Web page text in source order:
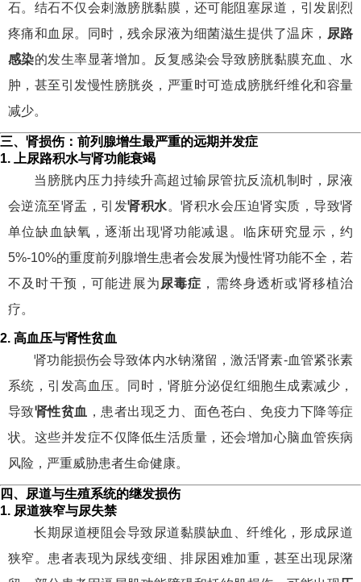
石。结石不仅会刺激膀胱黏膜，还可能阻塞尿道，引发剧烈
疼痛和血尿。同时，残余尿液为细菌滋生提供了温床， 尿路
感染的发生率显著增加。反复感染会导致膀胱黏膜充血、水
肿，甚至引发慢性膀胱炎，严重时可造成膀胱纤维化和容量
减少。
三、肾损伤：前列腺增生最严重的远期并发症
1. 上尿路积水与肾功能衰竭
当膀胱内压力持续升高超过输尿管抗反流机制时，尿液
会逆流至肾盂，引发肾积水。肾积水会压迫肾实质，导致肾
单位缺血缺氧，逐渐出现肾功能减退。临床研究显示，约
5%-10%的重度前列腺增生患者会发展为慢性肾功能不全，若
不及时干预，可能进展为 尿毒症 ，需终身透析或肾移植治
疗。
2. 高血压与肾性贫血
肾功能损伤会导致体内水钠潴留，激活肾素-血管紧张素
系统，引发高血压。同时，肾脏分泌促红细胞生成素减少，
导致肾性贫血 ，患者出现乏力、面色苍白、免疫力下降等症
状。这些并发症不仅降低生活质量，还会增加心脑血管疾病
风险，严重威胁患者生命健康。
四、尿道与生殖系统的继发损伤
1. 尿道狭窄与尿失禁
长期尿道梗阻会导致尿道黏膜缺血、纤维化，形成尿道
狭窄。患者表现为尿线变细、排尿困难加重，甚至出现尿潴